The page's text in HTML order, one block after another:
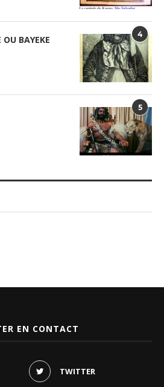
4
BAYEKE
5
EN CONTACT
TWITTER